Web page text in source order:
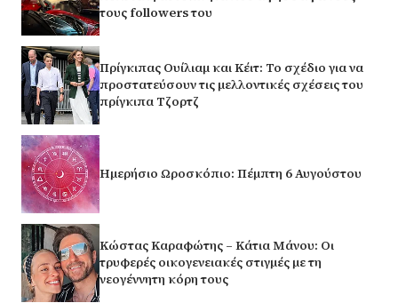
τους followers του
Πρίγκιπας Ουίλιαμ και Κέιτ: Το σχέδιο για να
προστατεύσουν τις μελλοντικές σχέσεις του
πρίγκιπα Τζορτζ
Ημερήσιο Ωροσκόπιο: Πέμπτη 6 Αυγούστου
Κώστας Καραφώτης – Κάτια Μάνου: Οι
τρυφερές οικογενειακές στιγμές με τη
νεογέννητη κόρη τους